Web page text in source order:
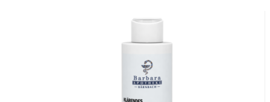
DERMATOLOGISCH GETESTET